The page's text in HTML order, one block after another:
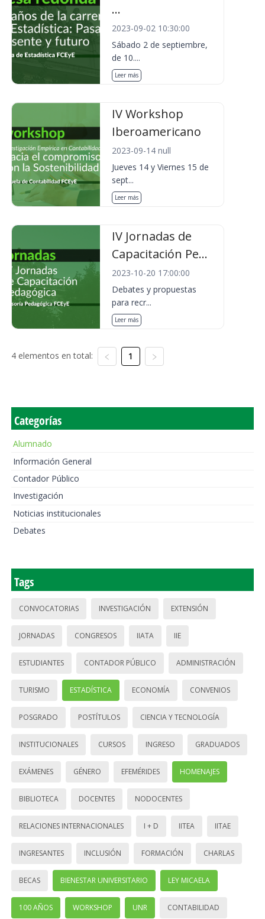
...
2023-09-02 10:30:00
Sábado 2 de septiembre,
de 10....
Leer más
IV Workshop
Iberoamericano
2023-09-14 null
Jueves 14 y Viernes 15 de
sept...
Leer más
IV Jornadas de
Capacitación Pe...
2023-10-20 17:00:00
Debates y propuestas
para recr...
Leer más
4 elementos en total: 1
Categorías
Alumnado
Información General
Contador Público
Investigación
Noticias institucionales
Debates
Tags
CONVOCATORIAS INVESTIGACIÓN EXTENSIÓN
JORNADAS CONGRESOS IIATA IIE
ESTUDIANTES CONTADOR PÚBLICO ADMINISTRACIÓN
TURISMO ESTADÍSTICA ECONOMÍA CONVENIOS
POSGRADO POSTÍTULOS CIENCIA Y TECNOLOGÍA
INSTITUCIONALES CURSOS INGRESO GRADUADOS
EXÁMENES GÉNERO EFEMÉRIDES HOMENAJES
BIBLIOTECA DOCENTES NODOCENTES
RELACIONES INTERNACIONALES I + D IITEA IITAE
INGRESANTES INCLUSIÓN FORMACIÓN CHARLAS
BECAS BIENESTAR UNIVERSITARIO LEY MICAELA
100 AÑOS WORKSHOP UNR CONTABILIDAD